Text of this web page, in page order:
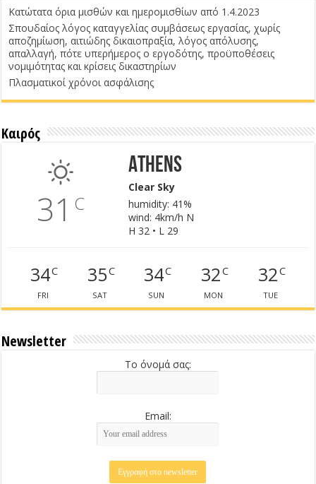
Κατώτατα όρια μισθών και ημερομισθίων από 1.4.2023
Σπουδαίος λόγος καταγγελίας συμβάσεως εργασίας, χωρίς
αποζημίωση, αιτιώδης δικαιοπραξία, λόγος απόλυσης,
απαλλαγή, πότε υπερήμερος ο εργοδότης, προϋποθέσεις
νομιμότητας και κρίσεις δικαστηρίων
Πλασματικοί χρόνοι ασφάλισης
Καιρός
31 C
Athens
Clear Sky
humidity: 41%
wind: 4km/h N
H 32 • L 29
34C
FRI
35C
SAT
34C
SUN
32C
MON
32C
TUE
Newsletter
Το όνομά σας:
Email: